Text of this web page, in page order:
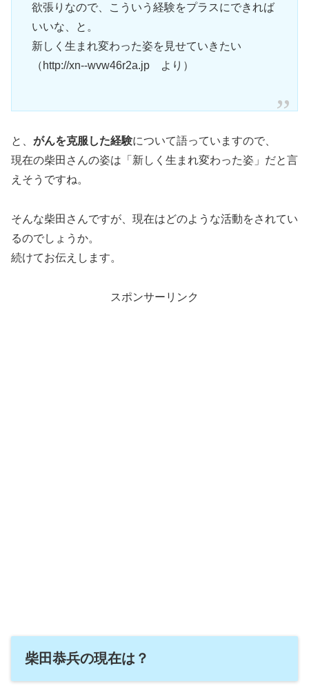
欲張りなので、こういう経験をプラスにできれば
いいな、と。
新しく生まれ変わった姿を見せていきたい
（http://xn--wvw46r2a.jp より）
と、 がんを克服した経験について語っていますので、
現在の柴田さんの姿は「新しく生まれ変わった姿」だと言
えそうですね。
そんな柴田さんですが、現在はどのような活動をされてい
るのでしょうか。
続けてお伝えします。
スポンサーリンク
柴田恭兵の現在は？